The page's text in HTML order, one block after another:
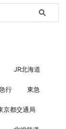
JR北海道
行 東急
京都交通局